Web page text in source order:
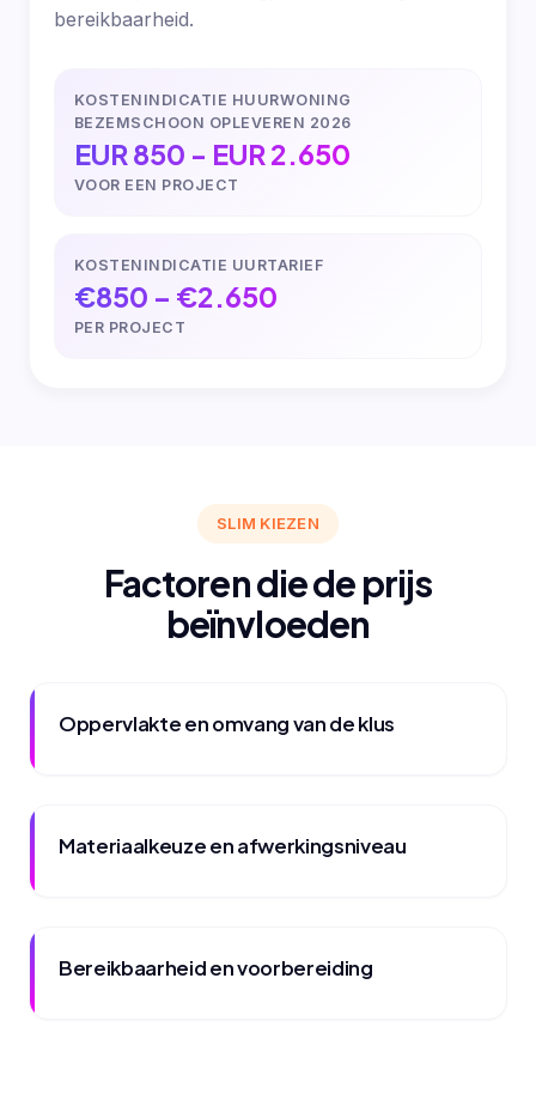
bereikbaarheid.
KOSTENINDICATIE HUURWONING
BEZEMSCHOON OPLEVEREN 2026
EUR 850 - EUR 2.650
VOOR EEN PROJECT
KOSTENINDICATIE UURTARIEF
€850 – €2.650
PER PROJECT
SLIM KIEZEN
Factoren die de prijs
beïnvloeden
Oppervlakte en omvang van de klus
Materiaalkeuze en afwerkingsniveau
Bereikbaarheid en voorbereiding